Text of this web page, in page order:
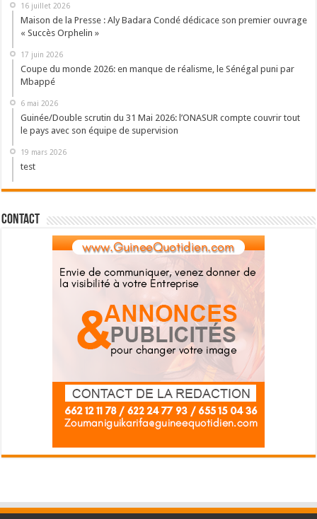
16 juillet 2026
Maison de la Presse : Aly Badara Condé dédicace son premier ouvrage
« Succès Orphelin »
17 juin 2026
Coupe du monde 2026: en manque de réalisme, le Sénégal puni par
Mbappé
6 mai 2026
Guinée/Double scrutin du 31 Mai 2026: l’ONASUR compte couvrir tout
le pays avec son équipe de supervision
19 mars 2026
test
Contact